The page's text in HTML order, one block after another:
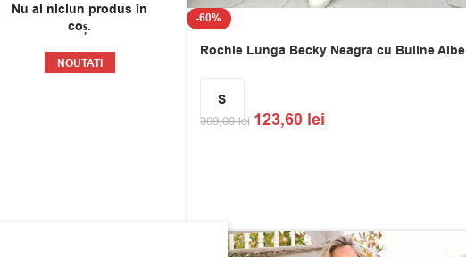
Nu ai niciun produs în
coș.
NOUTATI
-60%
Rochie Lunga Becky Neagra cu Buline Albe
S
309,00lei 123,60 lei